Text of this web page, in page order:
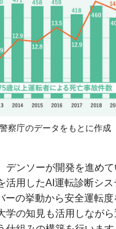
警察庁のデータをもとに作成
デンソーが開発を進め
活用したAI運転診断シス
ーの挙動から安全運転
学の知見も活用しなが